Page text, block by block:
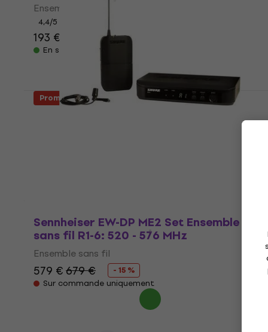
Ensemble sans fil
4,4/5
193 €
- 33 %
En stock
Shure BLX14E/CVL Ensemble sans fil H8E:
Promotion
Sennheiser EW-DP ME2 Set Ensemble
sans fil R1-6: 520 - 576 MHz
Ensemble sans fil
579 €679 €
- 15 %
Sur commande uniquement